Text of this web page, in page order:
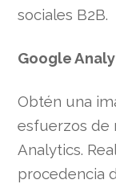
sociales B2B.
Google
Obtén una
esfuerzos de
Analytics.
procedencia